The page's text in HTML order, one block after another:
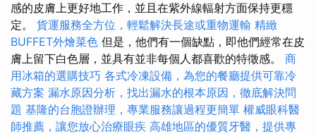
感的皮膚上更好地工作，並且在紫外線輻射方面保持更穩
定。 貨運服務全方位，輕鬆解決長途或重物運輸 精緻
BUFFET外燴菜色 但是，他們有一個缺點，即他們經常在皮
膚上留下白色層，並具有並非每個人都喜歡的特徵感。 商
用冰箱的選購技巧 各式冷凍設備，為您的餐廳提供可靠冷
藏方案 漏水原因分析，找出漏水的根本原因，徹底解決問
題 基隆的台胞證辦理，專業服務讓過程更簡單 權威眼科醫
師推薦，讓您放心治療眼疾 高雄地區的優質牙醫，提供專